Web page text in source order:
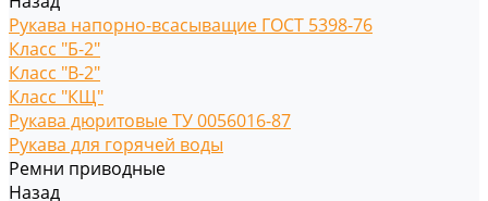
Рукава напорно-всасыващие ГОСТ 5398-76
Класс "Б-2"
Класс "В-2"
Класс "КЩ"
Рукава дюритовые ТУ 0056016-87
Рукава для горячей воды
Ремни приводные
Назад